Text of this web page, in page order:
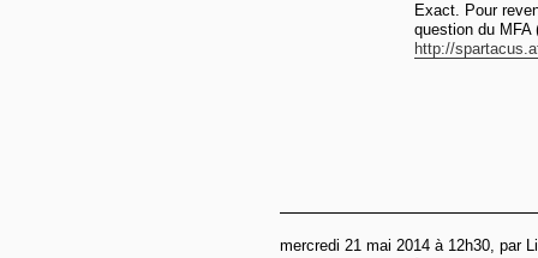
Exact. Pour
question du MFA
http://
mercredi 21 mai 2014 à 12h30, par